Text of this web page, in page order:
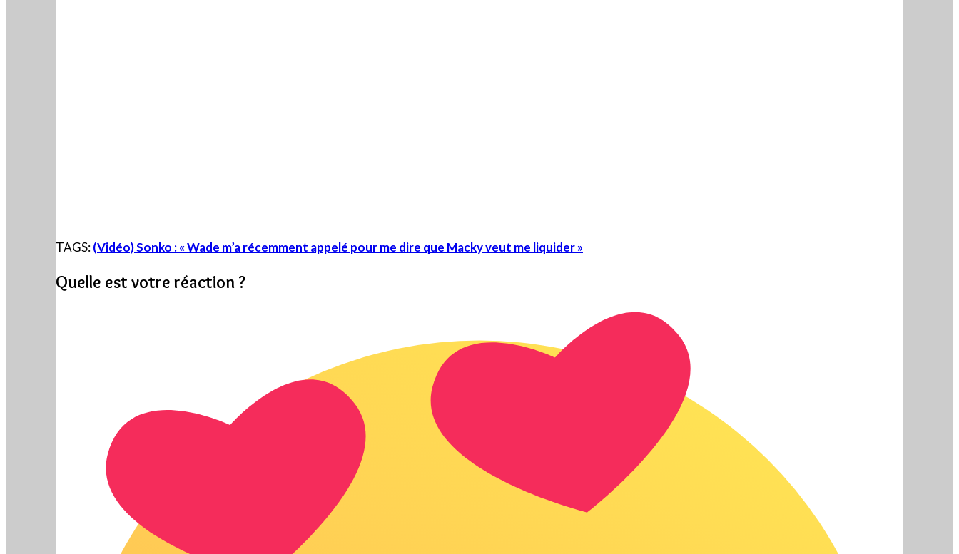
TAGS:(Vidéo) Sonko : « Wade m’a récemment appelé pour me dire que Macky veut me liquider »
Quelle est votre réaction ?